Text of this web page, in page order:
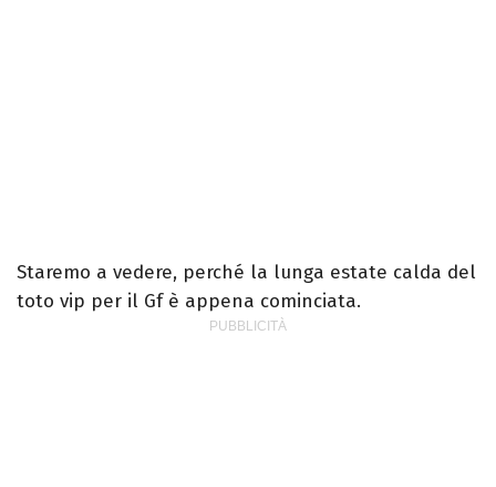
Staremo a vedere, perché la lunga estate calda del
toto vip per il Gf è appena cominciata.